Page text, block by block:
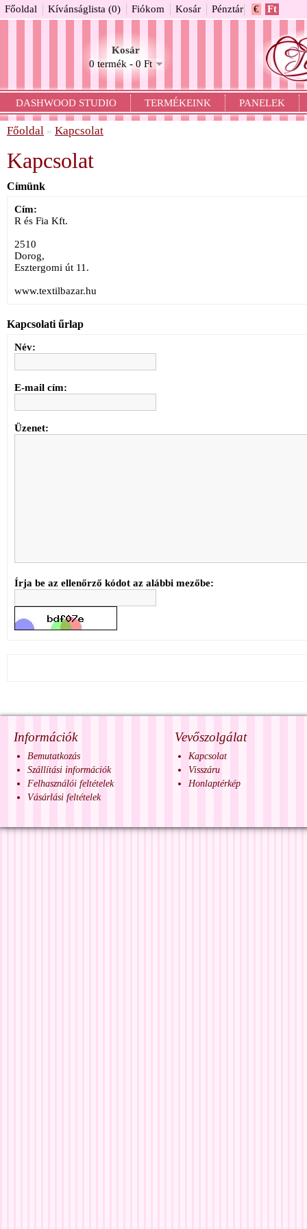
€ Ft
Kosár
0 termék - 0 Ft
Főoldal Kívánságlista (0) Fiókom Kosár Pénztár
DASHWOOD STUDIO TERMÉKEINK PANELEK
Főoldal » Kapcsolat
Kapcsolat
Címünk
Cím:
R és Fia Kft.
2510
Dorog,
Esztergomi út 11.
www.textilbazar.hu
Kapcsolati űrlap
Név:
E-mail cím:
Üzenet:
Írja be az ellenőrző kódot az alábbi mezőbe:
Információk
Bemutatkozás
Szállítási információk
Felhasználói feltételek
Vásárlási feltételek
Vevőszolgálat
Kapcsolat
Visszáru
Honlaptérkép